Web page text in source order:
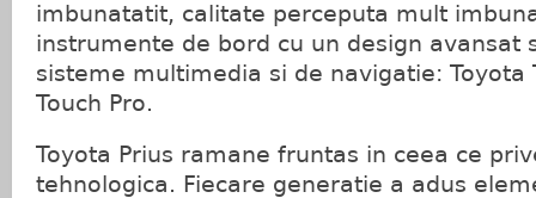
imbunatatit, calitate perceputa mult
instrumente de bord cu un design avansat
sisteme multimedia si de navigatie: Toyota
Touch Pro.
Toyota Prius ramane fruntas in ceea ce
tehnologica. Fiecare generatie a adus